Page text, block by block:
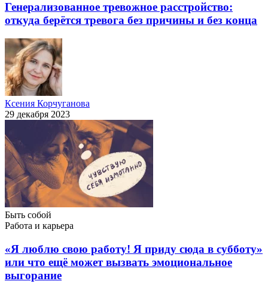
Генерализованное тревожное расстройство:
откуда берётся тревога без причины и без конца
Ксения Корчуганова
29 декабря 2023
Быть собой
Работа и карьера
«Я люблю свою работу! Я приду сюда в субботу»
или что ещё может вызвать эмоциональное
выгорание